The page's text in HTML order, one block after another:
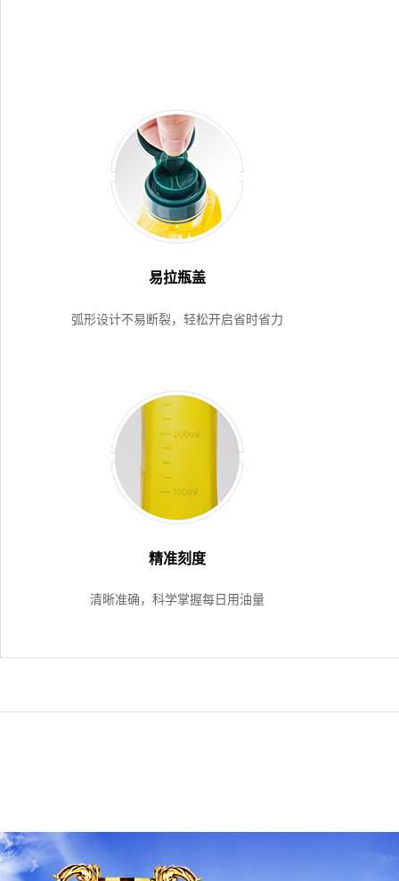
易拉瓶盖
弧形设计不易断裂，轻松开启省时省力
精准刻度
清晰准确，科学掌握每日用油量